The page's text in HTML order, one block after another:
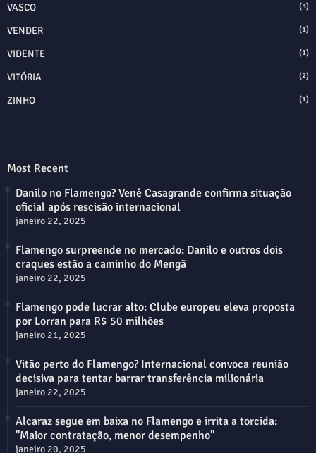
VASCO (3)
VENDER (1)
VIDENTE (1)
VITÓRIA (2)
ZINHO (1)
Most Recent
Danilo no Flamengo? Venê Casagrande confirma situação
oficial após rescisão internacional
janeiro 22, 2025
Flamengo surpreende no mercado: Danilo e outros dois
craques estão a caminho do Mengã
janeiro 22, 2025
Flamengo pode lucrar alto: Clube europeu eleva proposta
por Lorran para R$ 50 milhões
janeiro 21, 2025
Vitão perto do Flamengo? Internacional convoca reunião
decisiva para tentar barrar transferência milionária
janeiro 22, 2025
Alcaraz segue em baixa no Flamengo e irrita a torcida:
"Maior contratação, menor desempenho"
janeiro 20, 2025